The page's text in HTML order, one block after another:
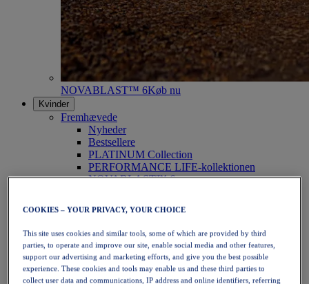
NOVABLAST™ 6Køb nu
Kvinder
Fremhævede
Nyheder
Bestsellere
PLATINUM Collection
PERFORMANCE LIFE-kollektionen
NOVABLAST™ 6
Løb
Trailløb
Tennis
Volleyball
Håndbold
Padel
Netbold
COOKIES – YOUR PRIVACY, YOUR CHOICE
This site uses cookies and similar tools, some of which are provided by third
parties, to operate and improve our site, enable social media and other features,
support our advertising and marketing efforts, and give you the best possible
experience. These cookies and tools may enable us and these third parties to
collect user data and communications, IP address and online identifiers, referring